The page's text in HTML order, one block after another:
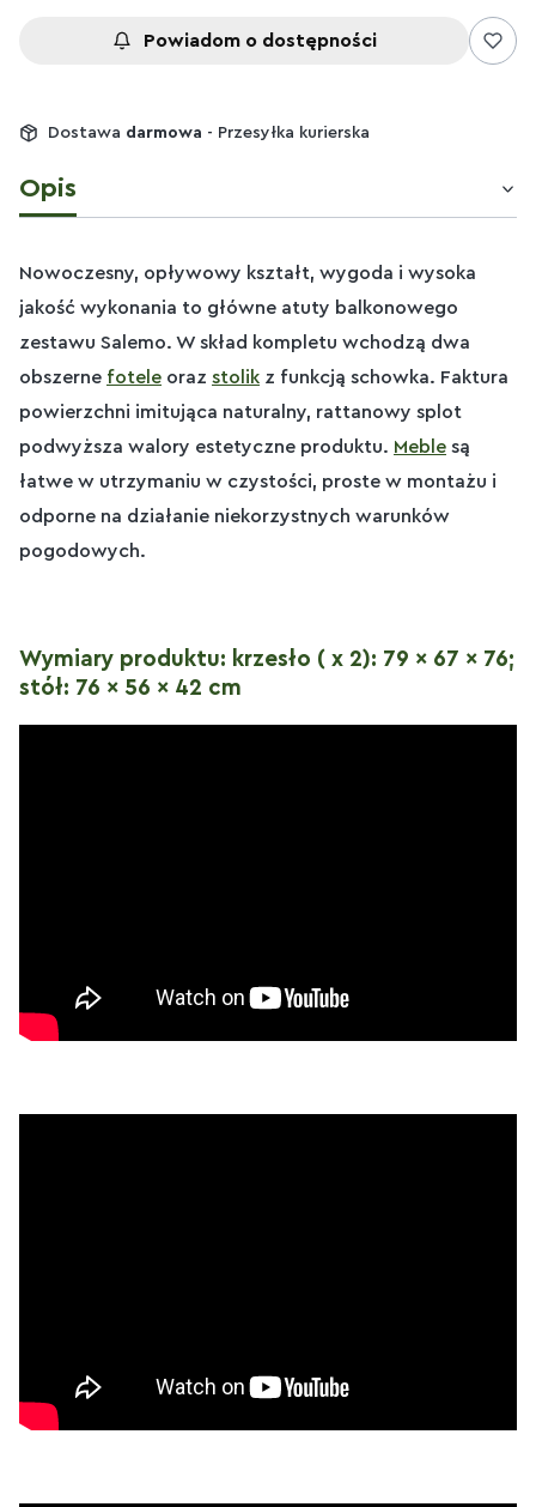
Powiadom o dostępności
Dostawa darmowa - Przesyłka kurierska
Opis
Nowoczesny, opływowy kształt, wygoda i wysoka
jakość wykonania to główne atuty balkonowego
zestawu Salemo. W skład kompletu wchodzą dwa
obszerne fotele oraz stolik z funkcją schowka. Faktura
powierzchni imitująca naturalny, rattanowy splot
podwyższa walory estetyczne produktu. Meble są
łatwe w utrzymaniu w czystości, proste w montażu i
odporne na działanie niekorzystnych warunków
pogodowych.
Wymiary produktu: krzesło ( x 2): 79 x 67 x 76;
stół: 76 x 56 x 42 cm